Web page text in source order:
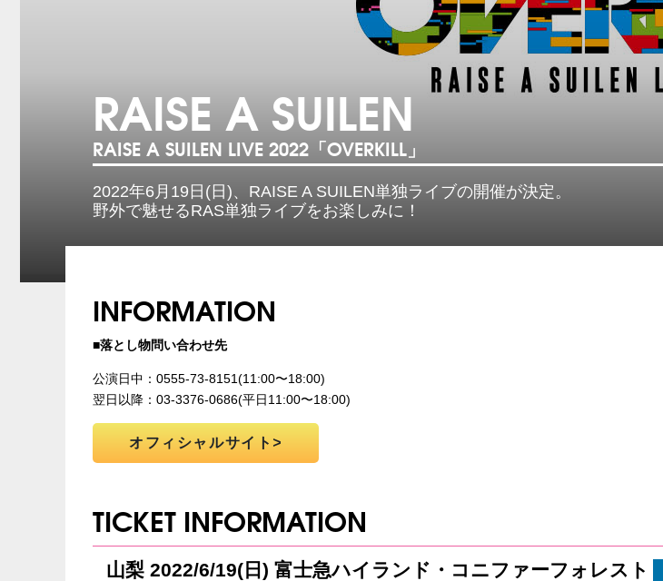
RAISE A SUILEN
RAISE A SUILEN LIVE 2022「OVERKILL」
2022年6月19日(日)、RAISE A SUILEN単独ライブの開催が決定。
野外で魅せるRAS単独ライブをお楽しみに！
INFORMATION
■落とし物問い合わせ先
公演日中：0555-73-8151(11:00〜18:00)
翌日以降：03-3376-0686(平日11:00〜18:00)
オフィシャルサイト
TICKET INFORMATION
山梨 2022/6/19(日) 富士急ハイランド・コニファーフォレスト